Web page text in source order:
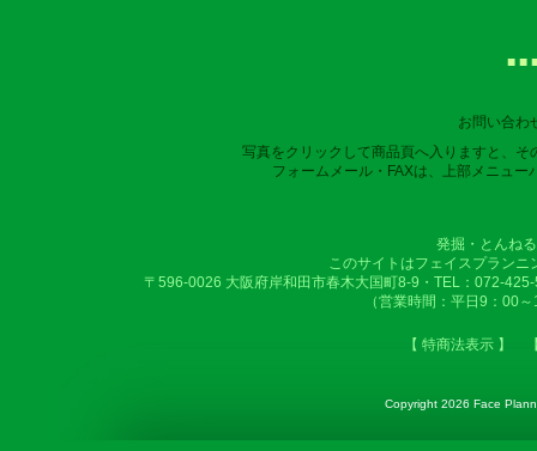
■ ■
お問い合わ
写真をクリックして商品頁へ入りますと、
フォームメール・FAXは、上部メニュ
発掘・とんね
このサイトはフェイスプラン
〒596-0026 大阪府岸和田市春木大国町8-9・TEL：072-
（営業時間：平日9：00
【 特商法表示 】
Copyright 2026 Face